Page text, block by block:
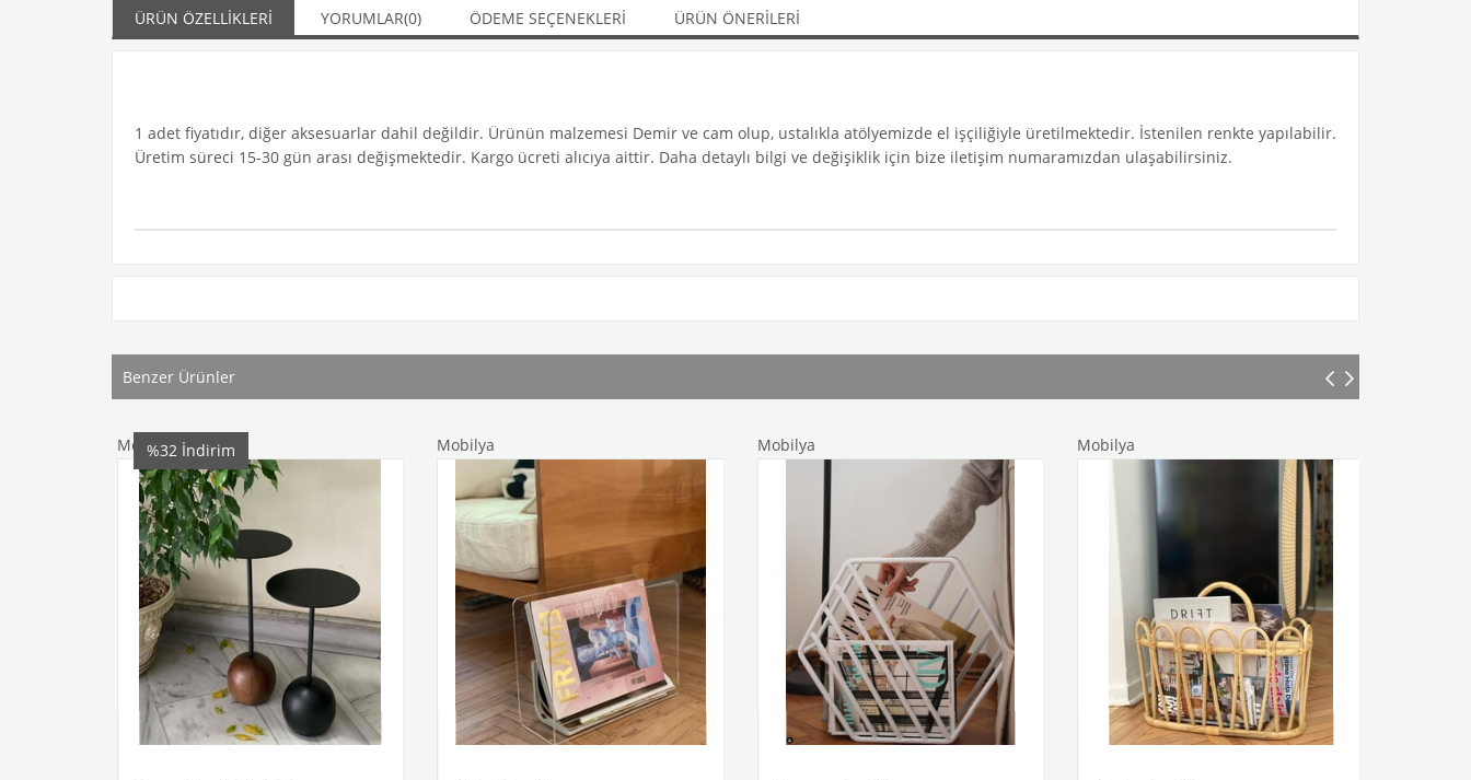
ÜRÜN ÖZELLIKLERI YORUMLAR(0) ÖDEME SEÇENEKLERI ÜRÜN ÖNERILERI
1 adet fiyatıdır, diğer aksesuarlar dahil değildir. Ürünün malzemesi Demir ve cam olup, ustalıkla atölyemizde el işçiliğiyle üretilmektedir. İstenilen renkte yapılabilir.
Üretim süreci 15-30 gün arası değişmektedir. Kargo ücreti alıcıya aittir. Daha detaylı bilgi ve değişiklik için bize iletişim numaramızdan ulaşabilirsiniz.
Benzer Ürünler
İndirim